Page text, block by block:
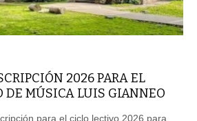
2026 PARA EL
DE MÚSICA LUIS GIANNEO
para el ciclo lectivo 2026 para